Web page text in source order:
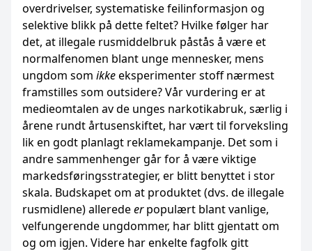
overdrivelser, systematiske feilinformasjon og
selektive blikk på dette feltet? Hvilke følger har
det, at illegale rusmiddelbruk påstås å være et
normalfenomen blant unge mennesker, mens
ungdom som ikkeeksperimenter stoff nærmest
framstilles som outsidere? Vår vurdering er at
medieomtalen av de unges narkotikabruk, særlig i
årene rundt årtusenskiftet, har vært til forveksling
lik en godt planlagt reklamekampanje. Det som i
andre sammenhenger går for å være viktige
markedsføringsstrategier, er blitt benyttet i stor
skala. Budskapet om at produktet (dvs. de illegale
rusmidlene) alleredeerpopulært blant vanlige,
velfungerende ungdommer, har blitt gjentatt om
og om igjen. Videre har enkelte fagfolk gitt